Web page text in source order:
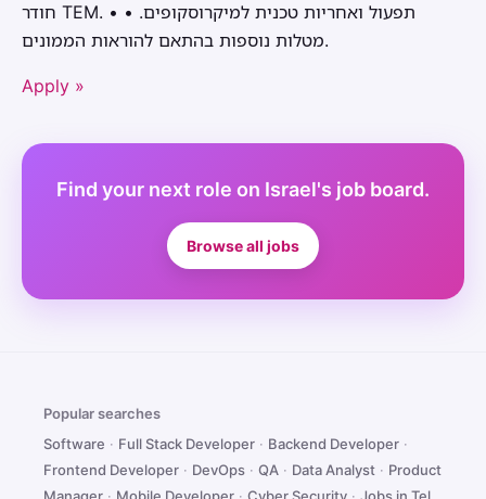
חודר TEM. • תפעול ואחריות טכנית למיקרוסקופים. •
מטלות נוספות בהתאם להוראות הממונים.
Apply »
Find your next role on Israel's job board.
Browse all jobs
Popular searches
Software · Full Stack Developer · Backend Developer ·
Frontend Developer · DevOps · QA · Data Analyst · Product